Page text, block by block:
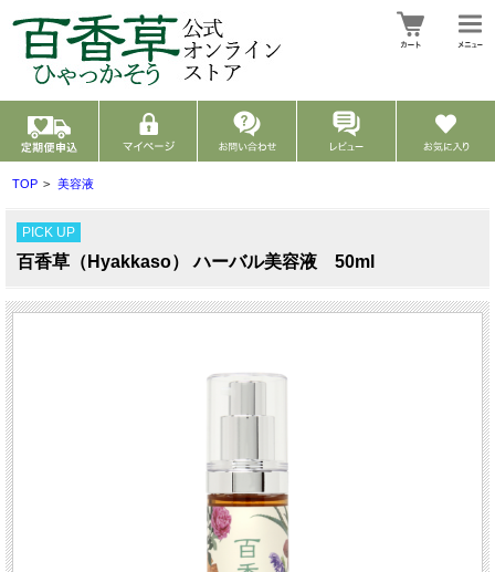
TOP > 美容液
PICK UP
百香草（Hyakkaso） ハーバル美容液 50ml